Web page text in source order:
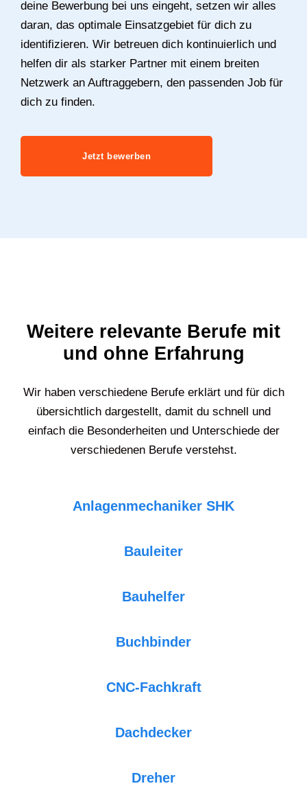
deine Bewerbung bei uns eingeht, setzen wir alles
daran, das optimale Einsatzgebiet für dich zu
identifizieren. Wir betreuen dich kontinuierlich und
helfen dir als starker Partner mit einem breiten
Netzwerk an Auftraggebern, den passenden Job für
dich zu finden.
Jetzt bewerben
Weitere relevante Berufe mit
und ohne Erfahrung
Wir haben verschiedene Berufe erklärt und für dich
übersichtlich dargestellt, damit du schnell und
einfach die Besonderheiten und Unterschiede der
verschiedenen Berufe verstehst.
Anlagenmechaniker SHK
Bauleiter
Bauhelfer
Buchbinder
CNC-Fachkraft
Dachdecker
Dreher